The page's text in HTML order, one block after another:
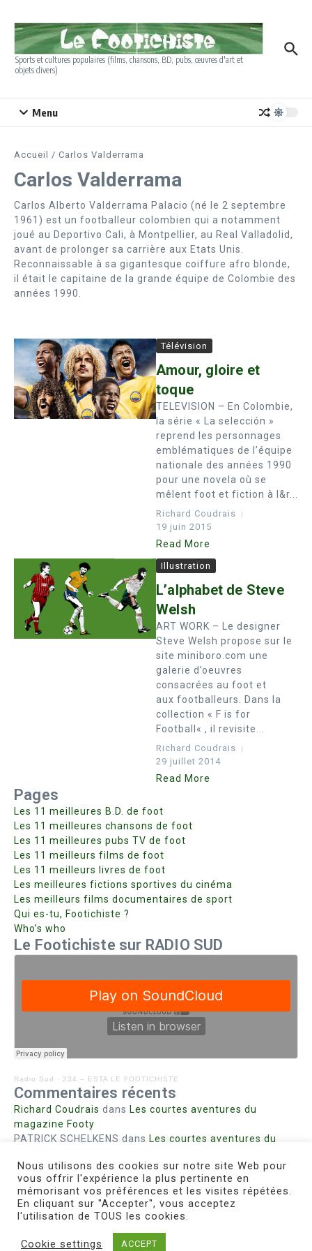
Sports et cultures populaires (films, chansons, BD, pubs, œuvres d'art et
objets divers)
Menu
Accueil / Carlos Valderrama
Carlos Valderrama
Carlos Alberto Valderrama Palacio (né le 2 septembre
1961) est un footballeur colombien qui a notamment
joué au Deportivo Cali, à Montpellier, au Real Valladolid,
avant de prolonger sa carrière aux Etats Unis.
Reconnaissable à sa gigantesque coiffure afro blonde,
il était le capitaine de la grande équipe de Colombie des
années 1990.
Télévision
Amour, gloire et
toque
TELEVISION – En Colombie,
la série « La selección »
reprend les personnages
emblématiques de l’équipe
nationale des années 1990
pour une novela où se
mêlent foot et fiction à l&r...
Richard Coudrais
19 juin 2015
Read More
Illustration
L’alphabet de Steve
Welsh
ART WORK – Le designer
Steve Welsh propose sur le
site miniboro.com une
galerie d’oeuvres
consacrées au foot et
aux footballeurs. Dans la
collection « F is for
Football« , il revisite...
Richard Coudrais
29 juillet 2014
Read More
Pages
Les 11 meilleures B.D. de foot
Les 11 meilleures chansons de foot
Les 11 meilleures pubs TV de foot
Les 11 meilleurs films de foot
Les 11 meilleurs livres de foot
Les meilleures fictions sportives du cinéma
Les meilleurs films documentaires de sport
Qui es-tu, Footichiste ?
Who’s who
Le Footichiste sur RADIO SUD
Radio Sud · 234 – ESTA LE FOOTICHISTE
Commentaires récents
Richard Coudrais dans Les courtes aventures du
magazine Footy
PATRICK SCHELKENS dans Les courtes aventures du
Bohn fabiennedans Intrigues sanglantes à Mulhouse
Steph. RUTA dansLust for Nice
MIRMANDdansPieds agiles et champignons
Nous utilisons des cookies sur notre site Web pour
vous offrir l'expérience la plus pertinente en
mémorisant vos préférences et les visites répétées.
En cliquant sur "Accepter", vous acceptez
l'utilisation de TOUS les cookies.
Cookie settings ACCEPT